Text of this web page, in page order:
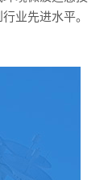
业先进水平。